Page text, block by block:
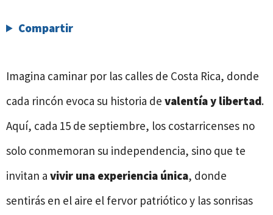
Compartir
Imagina caminar por las calles de Costa Rica, donde
cada rincón evoca su historia de valentía y libertad.
Aquí, cada 15 de septiembre, los costarricenses no
solo conmemoran su independencia, sino que te
invitan a vivir una experiencia única, donde
sentirás en el aire el fervor patriótico y las sonrisas